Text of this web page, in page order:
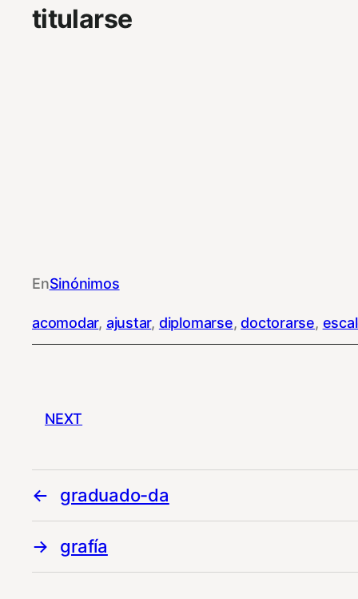
titularse
EnSinónimos
acomodar, ajustar, diplomarse, doctorarse,
NEXT
graduado-da
grafía